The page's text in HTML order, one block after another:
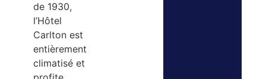
de 1930,
l’Hôtel
Carlton est
entièrement
climatisé et